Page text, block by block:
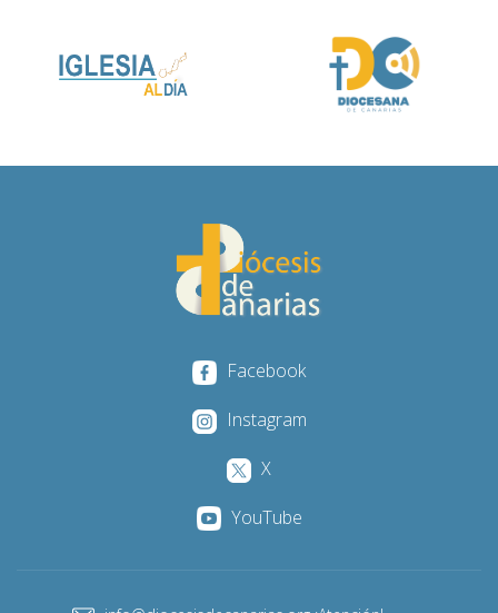
Facebook
Instagram
X
YouTube